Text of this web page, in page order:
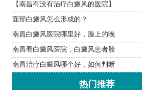
【南昌有没有治疗白癜风的医院】
面部白癜风怎么形成的？
南昌白癜风医院哪里好，脸上的晚
南昌看白癜风医院，白癜风患者脸
南昌治疗白癜风哪个好，如何判断
热门推荐